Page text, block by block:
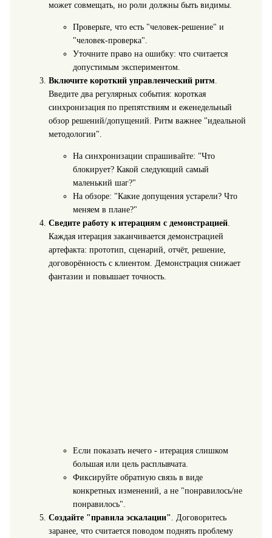
может совмещать, но роли должны быть видимы.
Проверьте, что есть "человек-решение" и
"человек-проверка".
Уточните право на ошибку: что считается
допустимым экспериментом.
Включите короткий управленческий ритм.
Введите два регулярных события: короткая
синхронизация по препятствиям и еженедельный
обзор решений/допущений. Ритм важнее "идеальной
методологии".
На синхронизации спрашивайте: "Что
блокирует? Какой следующий самый
маленький шаг?"
На обзоре: "Какие допущения устарели? Что
меняем в плане?"
Сведите работу к итерациям с демонстрацией.
Каждая итерация заканчивается демонстрацией
артефакта: прототип, сценарий, отчёт, решение,
договорённость с клиентом. Демонстрация снижает
фантазии и повышает точность.
Если показать нечего - итерация слишком
большая или цель расплывчата.
Фиксируйте обратную связь в виде
конкретных изменений, а не "понравилось/не
понравилось".
Создайте "правила эскалации". Договоритесь
заранее, что считается поводом поднять проблему